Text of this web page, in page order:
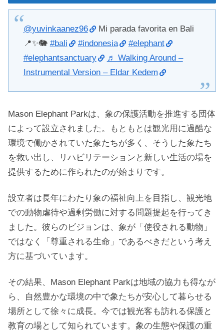
@yuvinkaanez96
Mi parada favorita en Bali
📍✨🐘 #bali #indonesia
#elephant
#elephantsanctuary
♬ Walking Around –
Instrumental Version – Eldar Kedem
Mason Elephant Parkは、象の保護活動を推進する団体
によって設立されました。もともとは観光用に過酷な
環境で働かされていた象たちが多く、そうした象たち
を救い出し、リハビリテーションと新しい生活の場を
提供するために作られたのが始まりです。
設立者は長年にわたり象の福祉向上を目指し、観光地
での動物虐待や過剰労働に対する問題提起を行ってき
ました。彼らのビジョンは、象が「使役される動物」
ではなく「尊重される生命」であるべきだという考え
方に基づいています。
その結果、Mason Elephant Parkは地域の協力も得なが
ら、自然豊かな環境の中で象たちが安心して暮らせる
場所として徐々に成長。今では観光客も訪れる保護と
教育の場として知られています。象の生態や保護の重